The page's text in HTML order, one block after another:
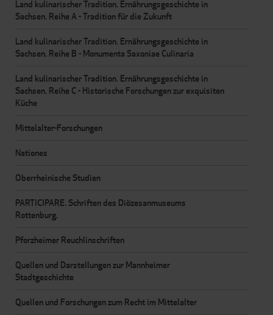
Land kulinarischer Tradition. Ernährungsgeschichte in
Sachsen. Reihe A - Tradition für die Zukunft
Land kulinarischer Tradition. Ernährungsgeschichte in
Sachsen. Reihe B - Monumenta Saxoniae Culinaria
Land kulinarischer Tradition. Ernährungsgeschichte in
Sachsen. Reihe C - Historische Forschungen zur exquisiten
Küche
Mittelalter-Forschungen
Nationes
Oberrheinische Studien
PARTICIPARE. Schriften des Diözesanmuseums
Rottenburg.
Pforzheimer Reuchlinschriften
Quellen und Darstellungen zur Mannheimer
Stadtgeschichte
Quellen und Forschungen zum Recht im Mittelalter